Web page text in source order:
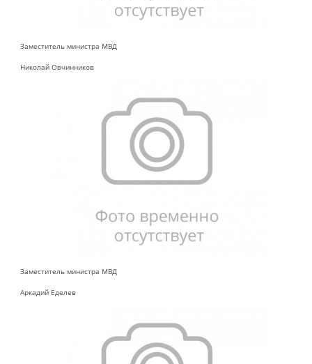
Заместитель министра МВД
Николай Овчинников
Заместитель министра МВД
Аркадий Еделев